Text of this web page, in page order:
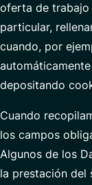
oferta de trabajo
particular,
cuando, por
depositando
Cuando
los campos
Algunos de los
la prestación del